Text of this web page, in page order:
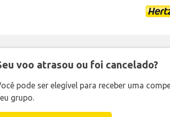
voo atrasou ou foi cancelado?
pode ser elegível para receber uma
grupo.